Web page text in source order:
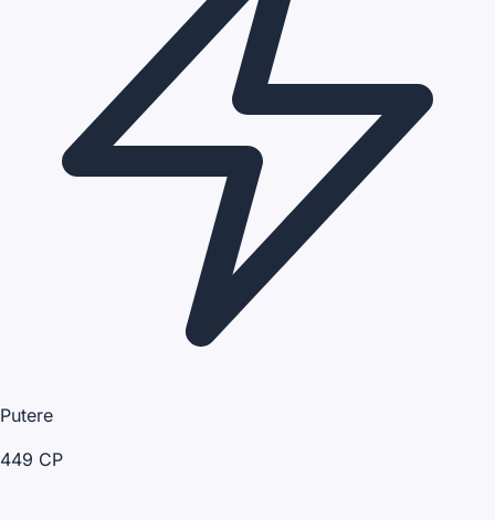
Putere
449 CP